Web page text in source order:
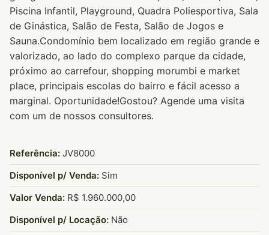
Piscina Infantil, Playground, Quadra Poliesportiva, Sala
de Ginástica, Salão de Festa, Salão de Jogos e
Sauna.Condomínio bem localizado em região grande e
valorizado, ao lado do complexo parque da cidade,
próximo ao carrefour, shopping morumbi e market
place, principais escolas do bairro e fácil acesso a
marginal. Oportunidade!Gostou? Agende uma visita
com um de nossos consultores.
Referência: JV8000
Disponível p/ Venda: Sim
Valor Venda: R$ 1.960.000,00
Disponível p/ Locação: Não